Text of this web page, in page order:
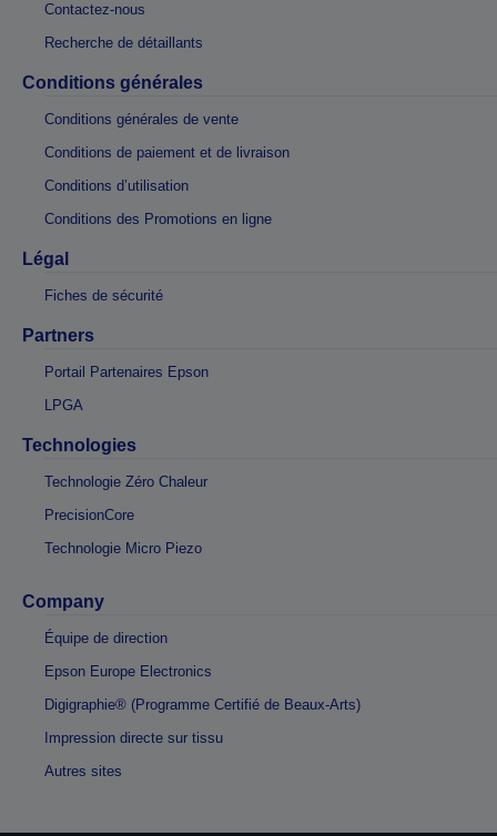
Contactez-nous
Recherche de détaillants
Conditions générales
Conditions générales de vente
Conditions de paiement et de livraison
Conditions d’utilisation
Conditions des Promotions en ligne
Légal
Fiches de sécurité
Partners
Portail Partenaires Epson
LPGA
Technologies
Technologie Zéro Chaleur
PrecisionCore
Technologie Micro Piezo
Company
Équipe de direction
Epson Europe Electronics
Digigraphie® (Programme Certifié de Beaux-Arts)
Impression directe sur tissu
Autres sites